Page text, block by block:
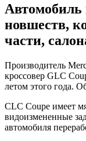
новшеств,
части,
Производитель
кроссовер GLC
летом этого года.
CLC Coupe имеет
видоизмененные
автомобиля